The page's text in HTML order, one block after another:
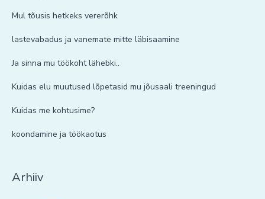
Mul tõusis hetkeks vererõhk
lastevabadus ja vanemate mitte läbisaamine
Ja sinna mu töökoht lähebki..
Kuidas elu muutused lõpetasid mu jõusaali treeningud
Kuidas me kohtusime?
koondamine ja töökaotus
Arhiiv